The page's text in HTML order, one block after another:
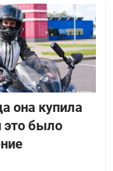
она купила
это было